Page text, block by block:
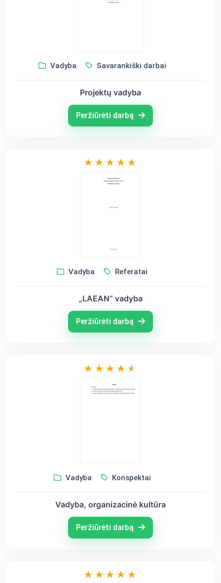
Vadyba Savarankiški darbai
Projektų vadyba
Peržiūrėti darbą
Vadyba Referatai
„LAEAN“ vadyba
Peržiūrėti darbą
Vadyba Konspektai
Vadyba, organizacinė kultūra
Peržiūrėti darbą